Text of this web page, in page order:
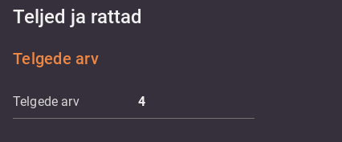
Teljed ja rattad
Telgede arv
Telgede arv 4